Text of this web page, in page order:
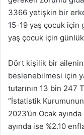
3366 yetişkin bir
15-19 yaş çocuk için
yaş çocuk için günlük
Dört kişilik bir ailenin
beslenebilmesi için
tutarının 13 bin 247
“İstatistik
2023’ün Ocak
ayında ise %2.10